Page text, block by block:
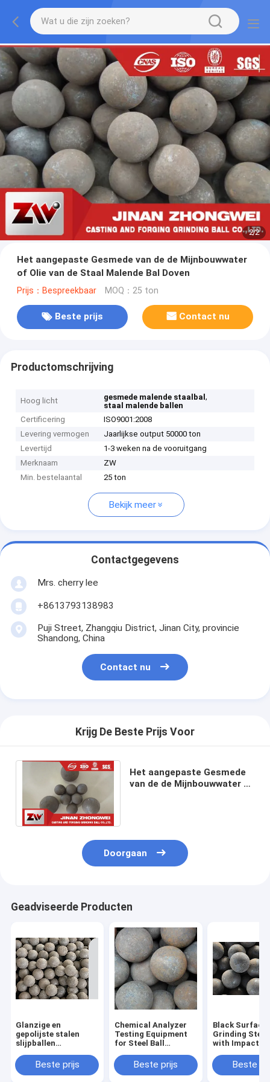
2/2
Het aangepaste Gesmede van de de Mijnbouwwater
of Olie van de Staal Malende Bal Doven
Prijs：Bespreekbaar MOQ：25 ton
Beste prijs Contact nu
Productomschrijving
Hoog licht gesmede malende staalbal,
staal malende ballen
Certificering
ISO9001:2008
Levering vermogen
Jaarlijkse output 50000 ton
Levertijd
1-3 weken na de vooruitgang
Merknaam
ZW
Min. bestelaantal
25 ton
Bekijk meer
Contactgegevens
Mrs. cherry lee
+8613793138983
Puji Street, Zhangqiu District, Jinan City, provincie
Shandong, China
Contact nu
Krijg De Beste Prijs Voor
Het aangepaste Gesmede
van de de Mijnbouwwater of
Doorgaan
Geadviseerde Producten
Glanzige en
gepolijste stalen
slijpballen
slijpmiddelen voor
verbeterde
Beste prijs
Chemical Analyzer
Testing Equipment
for Steel Ball
Line Forging And
Rolling
Beste prijs
Black Surface
Grinding Steel
with Impact
J/cm2 and
1%
Beste